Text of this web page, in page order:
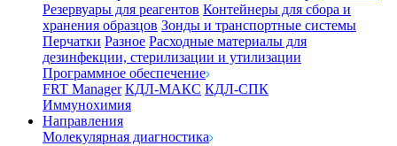
Резервуары для реагентов Контейнеры для сбора и
хранения образцов Зонды и транспортные системы
Перчатки Разное Расходные материалы для
дезинфекции, стерилизации и утилизации
Программное обеспечение
FRT Manager КДЛ-МАКС КДЛ-СПК
Иммунохимия
Направления
Молекулярная диагностика